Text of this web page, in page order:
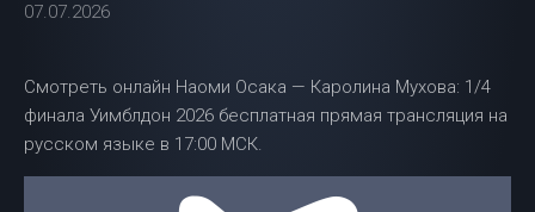
07.07.2026
Смотреть онлайн Наоми Осака — Каролина Мухова: 1/4
финала Уимблдон 2026 бесплатная прямая трансляция на
русском языке в 17:00 МСК.